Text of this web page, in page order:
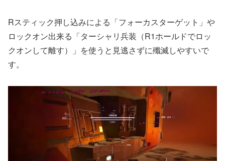
Rスティック押し込みによる「フォーカスターゲット」や
ロックオン出来る「ターシャリ兵装（R1ホールドでロッ
クオンして離す）」を使うと見逃さずに殲滅しやすいで
す。